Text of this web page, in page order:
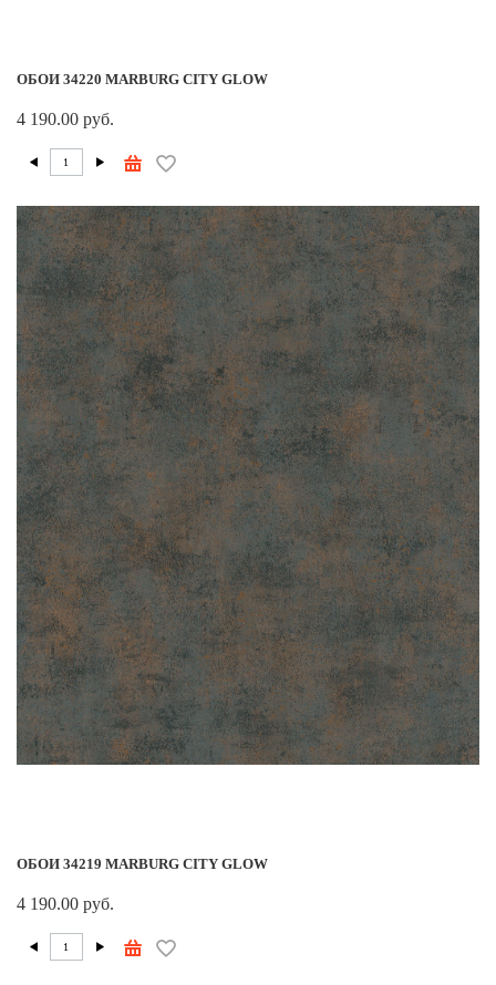
ОБОИ 34220 MARBURG CITY GLOW
4 190.00 руб.
ОБОИ 34219 MARBURG CITY GLOW
4 190.00 руб.